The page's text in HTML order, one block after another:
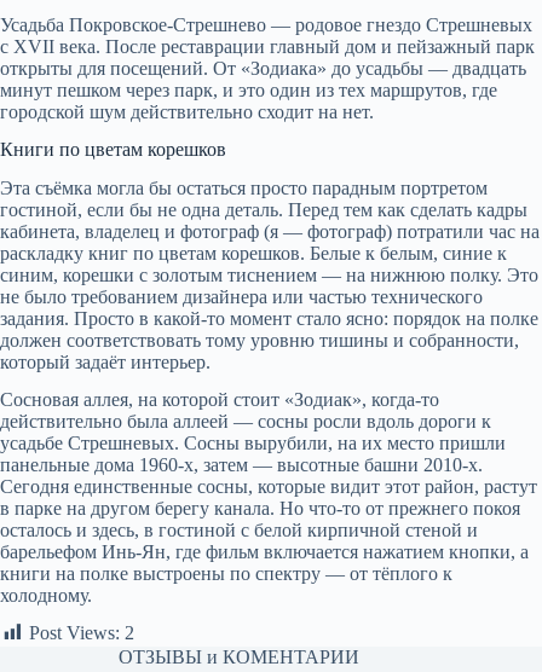
Усадьба Покровское-Стрешнево — родовое гнездо Стрешневых
с XVII века. После реставрации главный дом и пейзажный парк
открыты для посещений. От «Зодиака» до усадьбы — двадцать
минут пешком через парк, и это один из тех маршрутов, где
городской шум действительно сходит на нет.
Книги по цветам корешков
Эта съёмка могла бы остаться просто парадным портретом
гостиной, если бы не одна деталь. Перед тем как сделать кадры
кабинета, владелец и фотограф (я — фотограф) потратили час на
раскладку книг по цветам корешков. Белые к белым, синие к
синим, корешки с золотым тиснением — на нижнюю полку. Это
не было требованием дизайнера или частью технического
задания. Просто в какой-то момент стало ясно: порядок на полке
должен соответствовать тому уровню тишины и собранности,
который задаёт интерьер.
Сосновая аллея, на которой стоит «Зодиак», когда-то
действительно была аллеей — сосны росли вдоль дороги к
усадьбе Стрешневых. Сосны вырубили, на их место пришли
панельные дома 1960-х, затем — высотные башни 2010-х.
Сегодня единственные сосны, которые видит этот район, растут
в парке на другом берегу канала. Но что-то от прежнего покоя
осталось и здесь, в гостиной с белой кирпичной стеной и
барельефом Инь-Ян, где фильм включается нажатием кнопки, а
книги на полке выстроены по спектру — от тёплого к
холодному.
Post Views: 2
ОТЗЫВЫ и КОМЕНТАРИИ